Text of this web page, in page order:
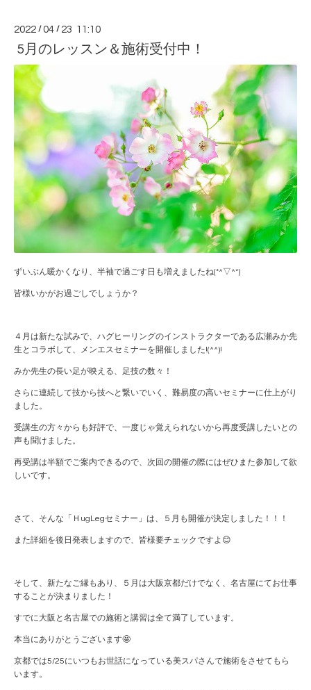
2022 /04 / 23 11:10
5月のレッスン＆施術受付中！
ずいぶん暖かくなり、半袖で過ごす日も増えましたね(*^▽^*)
皆様いかがお過ごしでしょうか？
４月は新たな試みで、ハグヒーリングのインストラクターである広瀬みか先
生とコラボして、メンエスセミナーを開催しました!(^^)!
みか先生の長い足が映える、足技の数々！
さらに連続して技から技へと繋いでいく、難易度の高いセミナーに仕上がり
ました。
受講生の方々からも好評で、一度じゃ覚えられないから再度受講したいとの
声も聞けました。
再受講は半額でご案内できるので、次回の開催の際にはぜひまた参加して欲
しいです。
さて、そんな「ＨugLegセミナー」は、５月も開催が決定しました！！！
また詳細を後日発表しますので、皆様要チェックですよ😊
そして、新たなご縁もあり、５月は大阪京都だけでなく、名古屋にてお仕事
することが決まりました！
すでに大阪と名古屋での施術と講習は全て満了しています。
本当にありがとうございます🤩
京都では5/25にいつもお世話になっている美スパさんで施術をさせてもら
います。